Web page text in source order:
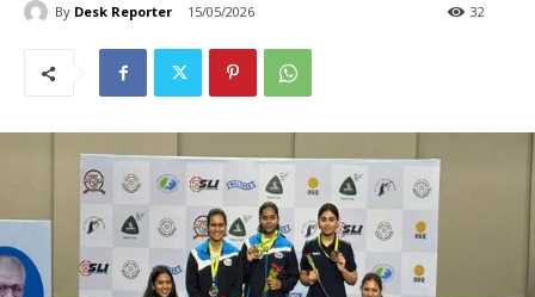
By Desk Reporter 15/05/2026 32